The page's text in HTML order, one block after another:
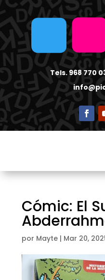
Tels. 968 770
info
Cómic: El
por Mayte| Mar 20,